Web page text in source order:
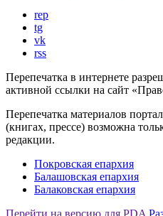
rep
tg
vk
rss
Перепечатка в интернете
активной ссылки на сайт
Перепечатка материалов
(книгах, прессе) возможна
редакции.
Покровская епархия
Балашовская епархия
Балаковская епархия
Перейти на версию для PDA